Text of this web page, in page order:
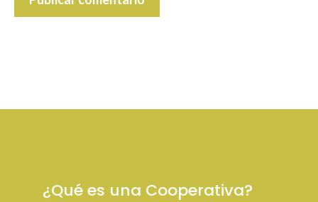
¿Qué es una Cooperativa?